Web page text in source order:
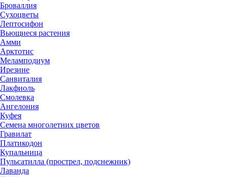
Броваллия
Сухоцветы
Лептосифон
Вьющиеся растения
Амми
Арктотис
Меламподиум
Ирезине
Санвиталия
Лакфиоль
Смолевка
Ангелония
Куфея
Семена многолетних цветов
Гравилат
Платикодон
Купальница
Пульсатилла (прострел, подснежник)
Лаванда